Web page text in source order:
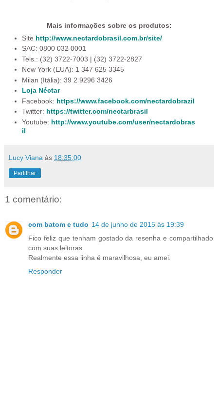
Mais informações sobre os produtos:
Site http://www.nectardobrasil.com.br/site/
SAC: 0800 032 0001
Tels.: (32) 3722-7003 | (32) 3722-2827
New York (EUA): 1 347 625 3345
Milan (Itália): 39 2 9296 3426
Loja Néctar
Facebook: https://www.facebook.com/nectardobrazil
Twitter: https://twitter.com/nectarbrasil
Youtube: http://www.youtube.com/user/nectardobras
il
Lucy Viana às 18:35:00
Partilhar
1 comentário:
com batom e tudo 14 de junho de 2015 às 19:39
Fico feliz que tenham gostado da resenha e compartilhado
com suas leitoras.
Realmente essa linha é maravilhosa, eu amei.
Responder